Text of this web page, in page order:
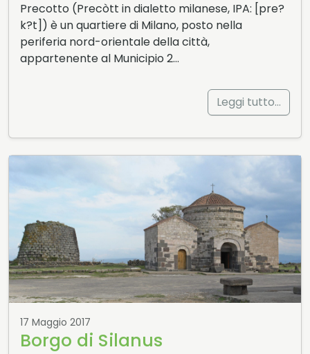
Precotto (Precòtt in dialetto milanese, IPA: [pre?
k?t]) è un quartiere di Milano, posto nella
periferia nord-orientale della città,
appartenente al Municipio 2…
Leggi tutto…
17 Maggio 2017
Borgo di Silanus